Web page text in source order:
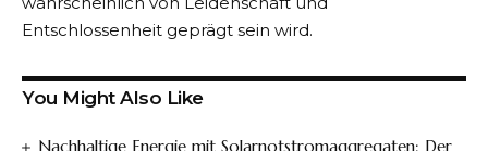
Entschlossenheit geprägt sein wird.
You Might Also Like
Nachhaltige Energie mit Solarnotstromaggregaten: Der